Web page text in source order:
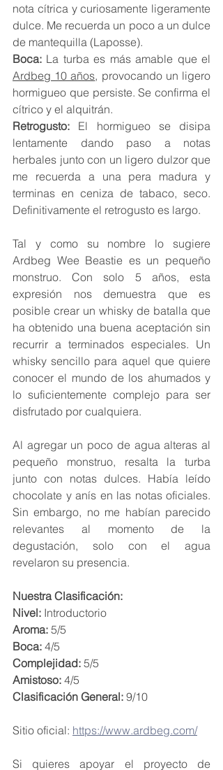
nota cítrica y curiosamente ligeramente
dulce. Me recuerda un poco a un dulce
de mantequilla (Laposse).
Boca:
Ardbeg 10 años, provocando un ligero
hormigueo que persiste. Se confirma el
cítrico y el alquitrán.
Retrogusto: El hormigueo se disipa
lentamente dando paso a notas
herbales junto con un ligero dulzor que
me recuerda a una pera madura y
terminas en ceniza de tabaco, seco.
Definitivamente el retrogusto es largo.
Tal y como su nombre lo sugiere
Ardbeg Wee Beastie es un pequeño
monstruo. Con solo 5 años, esta
expresión nos demuestra que es
posible crear un whisky de batalla que
ha obtenido una buena aceptación sin
recurrir a terminados especiales. Un
whisky sencillo para aquel que quiere
conocer el mundo de los ahumados y
lo suficientemente complejo para ser
disfrutado por cualquiera.
Al agregar un poco de agua alteras al
pequeño monstruo, resalta la turba
junto con notas dulces. Había leído
chocolate y anís en las notas oficiales.
Sin embargo, no me habían parecido
relevantes al momento de la
degustación, solo con el agua
revelaron su presencia.
Nuestra Clasificación:
Nivel: Introductorio
Aroma: 5/5
Boca: 4/5
Complejidad: 5/5
Amistoso: 4/5
Clasificación General: 9/10
Sitio oficial: https://www.ardbeg.com/
Si quieres apoyar el proyecto de